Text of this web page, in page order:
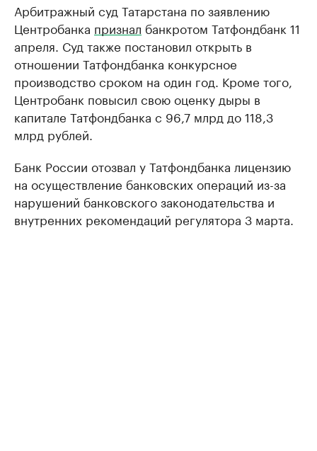
Арбитражный суд Татарстана по заявлению
Центробанка признал банкротом Татфондбанк 11
апреля. Суд также постановил открыть в
отношении Татфондбанка конкурсное
производство сроком на один год. Кроме того,
Центробанк повысил свою оценку дыры в
капитале Татфондбанка с 96,7 млрд до 118,3
млрд рублей.
Банк России отозвал у Татфондбанка лицензию
на осуществление банковских операций из-за
нарушений банковского законодательства и
внутренних рекомендаций регулятора 3 марта.